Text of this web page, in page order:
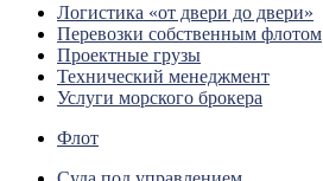
Логистика «от двери до двери»
Перевозки собственным флотом
Проектные грузы
Технический менеджмент
Услуги морского брокера
Флот